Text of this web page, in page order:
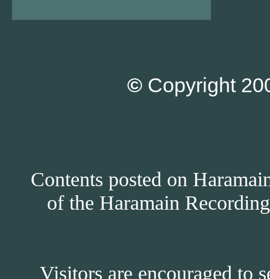
© Copyright
Contents posted on
of the Haramain
Visitors are encouraged to